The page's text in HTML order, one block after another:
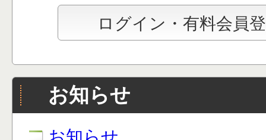
お知らせ
お知らせ